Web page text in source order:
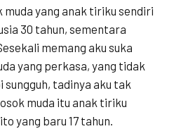
muda yang anak tiriku sendiri
30 tahun, sementara
memang aku suka
yang perkasa, yang tidak
tadinya aku tak
muda itu anak tiriku
yang baru 17 tahun.